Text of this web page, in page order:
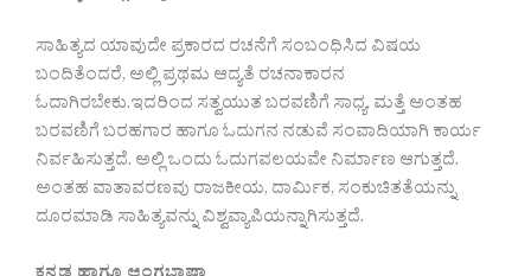
ಸಾಹಿತ್ಯದ ಯಾವುದೇ ಪ್ರಕಾರದ ರಚನೆಗೆ ಸಂಬಂಧಿಸಿದ ವಿಷಯ
ಬಂದಿತೆಂದರೆ, ಅಲ್ಲಿ ಪ್ರಥಮ ಆದ್ಯತೆ ರಚನಾಕಾರನ
ಓದಾಗಿರಬೇಕು.ಇದರಿಂದ ಸತ್ವಯುತ ಬರವಣಿಗೆ ಸಾಧ್ಯ. ಮತ್ತೆ ಅಂತಹ
ಬರವಣಿಗೆ ಬರಹಗಾರ ಹಾಗೂ ಓದುಗನ ನಡುವೆ ಸಂವಾದಿಯಾಗಿ ಕಾರ್ಯ
ನಿರ್ವಹಿಸುತ್ತದೆ. ಅಲ್ಲಿ ಒಂದು ಓದುಗವಲಯವೇ ನಿರ್ಮಾಣ ಆಗುತ್ತದೆ.
ಅಂತಹ ವಾತಾವರಣವು ರಾಜಕೀಯ, ದಾರ್ಮಿಕ, ಸಂಕುಚಿತತೆಯನ್ನು
ದೂರಮಾಡಿ ಸಾಹಿತ್ಯವನ್ನು ವಿಶ್ವವ್ಯಾಪಿಯನ್ನಾಗಿಸುತ್ತದೆ.